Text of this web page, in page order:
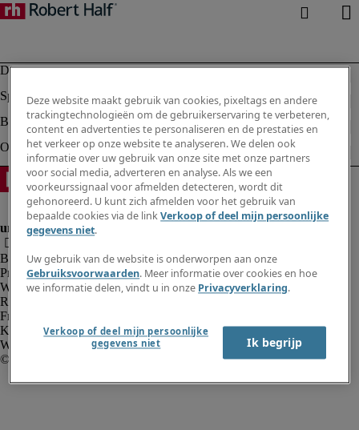
Bedrijfsinformatie
Privacyverklaring
Website en cookies
Rekruteringsvoorwaarden
Fraude alarm
Klokkenluidersregeling
Webmaster feedback
Deze website maakt gebruik van cookies, pixeltags en andere
trackingtechnologieën om de gebruikerservaring te verbeteren,
content en advertenties te personaliseren en de prestaties en
het verkeer op onze website te analyseren. We delen ook
informatie over uw gebruik van onze site met onze partners
voor social media, adverteren en analyse. Als we een
voorkeurssignaal voor afmelden detecteren, wordt dit
gehonoreerd. U kunt zich afmelden voor het gebruik van
bepaalde cookies via de linkVerkoop of deel mijn persoonlijke
gegevens niet.
Uw gebruik van de website is onderworpen aan onze
Gebruiksvoorwaarden. Meer informatie over cookies en hoe
we informatie delen, vindt u in onze Privacyverklaring.
Verkoop of deel mijn persoonlijke
gegevens niet
Ik begrijp